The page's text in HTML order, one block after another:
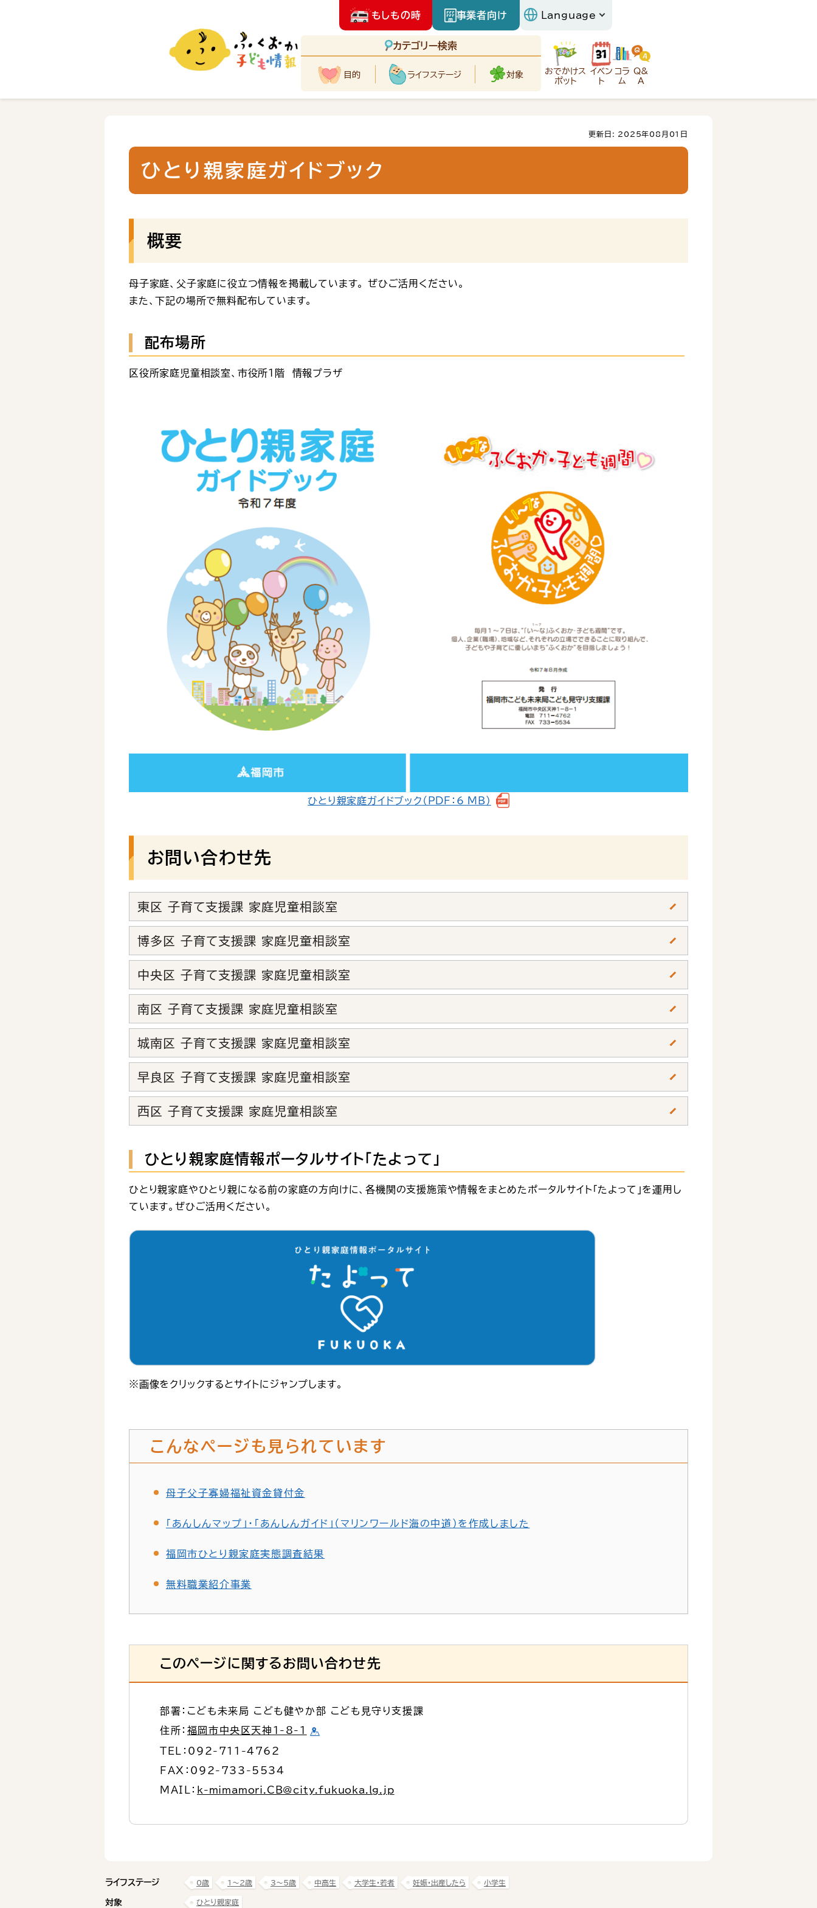
もしもの時 事業者向け
カテゴリー検索
目的 ライフステージ 対象
おでかけス
ポット
イベン
ト
コラ
ム
Q&
A
更新日: 2025年08月01日
ひとり親家庭ガイドブック
概要
母子家庭、父子家庭に役立つ情報を掲載しています。 ぜひご活用ください。
また、下記の場所で無料配布しています。
配布場所
区役所家庭児童相談室、市役所１階 情報プラザ
ひとり親家庭ガイドブック（PDF：6 MB）
お問い合わせ先
東区 子育て支援課 家庭児童相談室
博多区 子育て支援課 家庭児童相談室
中央区 子育て支援課 家庭児童相談室
南区 子育て支援課 家庭児童相談室
城南区 子育て支援課 家庭児童相談室
早良区 子育て支援課 家庭児童相談室
西区 子育て支援課 家庭児童相談室
ひとり親家庭情報ポータルサイト「たよって」
ひとり親家庭やひとり親になる前の家庭の方向けに、各機関の支援施策や情報をまとめたポータルサイト「たよって」を運用し
ています。ぜひご活用ください。
※画像をクリックするとサイトにジャンプします。
こんなページも見られています
母子父子寡婦福祉資金貸付金
「あんしんマップ」・「あんしんガイド」（マリンワールド海の中道）を作成しました
福岡市ひとり親家庭実態調査結果
無料職業紹介事業
このページに関するお問い合わせ先
部署：こども未来局 こども健やか部 こども見守り支援課
住所： 福岡市中央区天神1-8-1
TEL： 092-711-4762
FAX：092-733-5534
MAIL： k-mimamori.CB@city.fukuoka.lg.jp
ライフステージ 0歳 1〜2歳 3〜5歳 中高生 大学生・若者 妊娠・出産したら 小学生
対象 ひとり親家庭